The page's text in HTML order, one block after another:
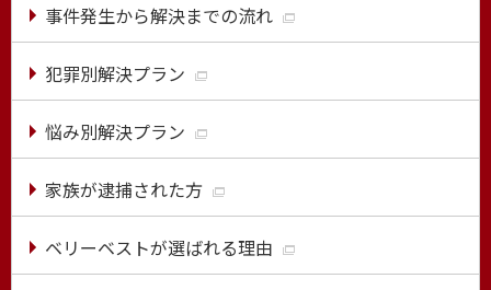
事件発生から解決までの流れ
犯罪別解決プラン
悩み別解決プラン
家族が逮捕された方
ベリーベストが選ばれる理由